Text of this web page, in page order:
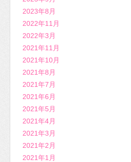
2023年8月
2022年11月
2022年3月
2021年11月
2021年10月
2021年8月
2021年7月
2021年6月
2021年5月
2021年4月
2021年3月
2021年2月
2021年1月